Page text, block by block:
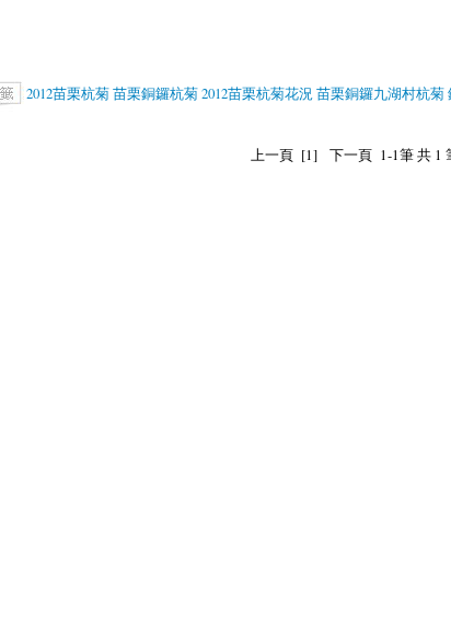
2012苗栗杭菊苗栗銅鑼杭菊2012苗栗杭菊花況 苗栗銅鑼九湖村杭菊
上一頁 [1] 下一頁 1-1筆 共 1